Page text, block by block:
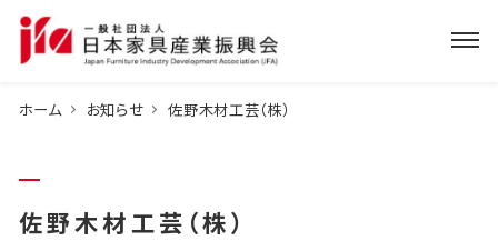
ホーム お知らせ 佐野木材工芸（株）
佐野木材工芸（株）